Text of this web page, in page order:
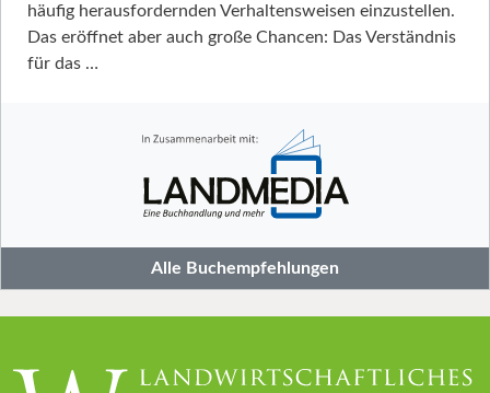
häufig herausfordernden Verhaltensweisen einzustellen.
Das eröffnet aber auch große Chancen: Das Verständnis
für das …
Alle Buchempfehlungen